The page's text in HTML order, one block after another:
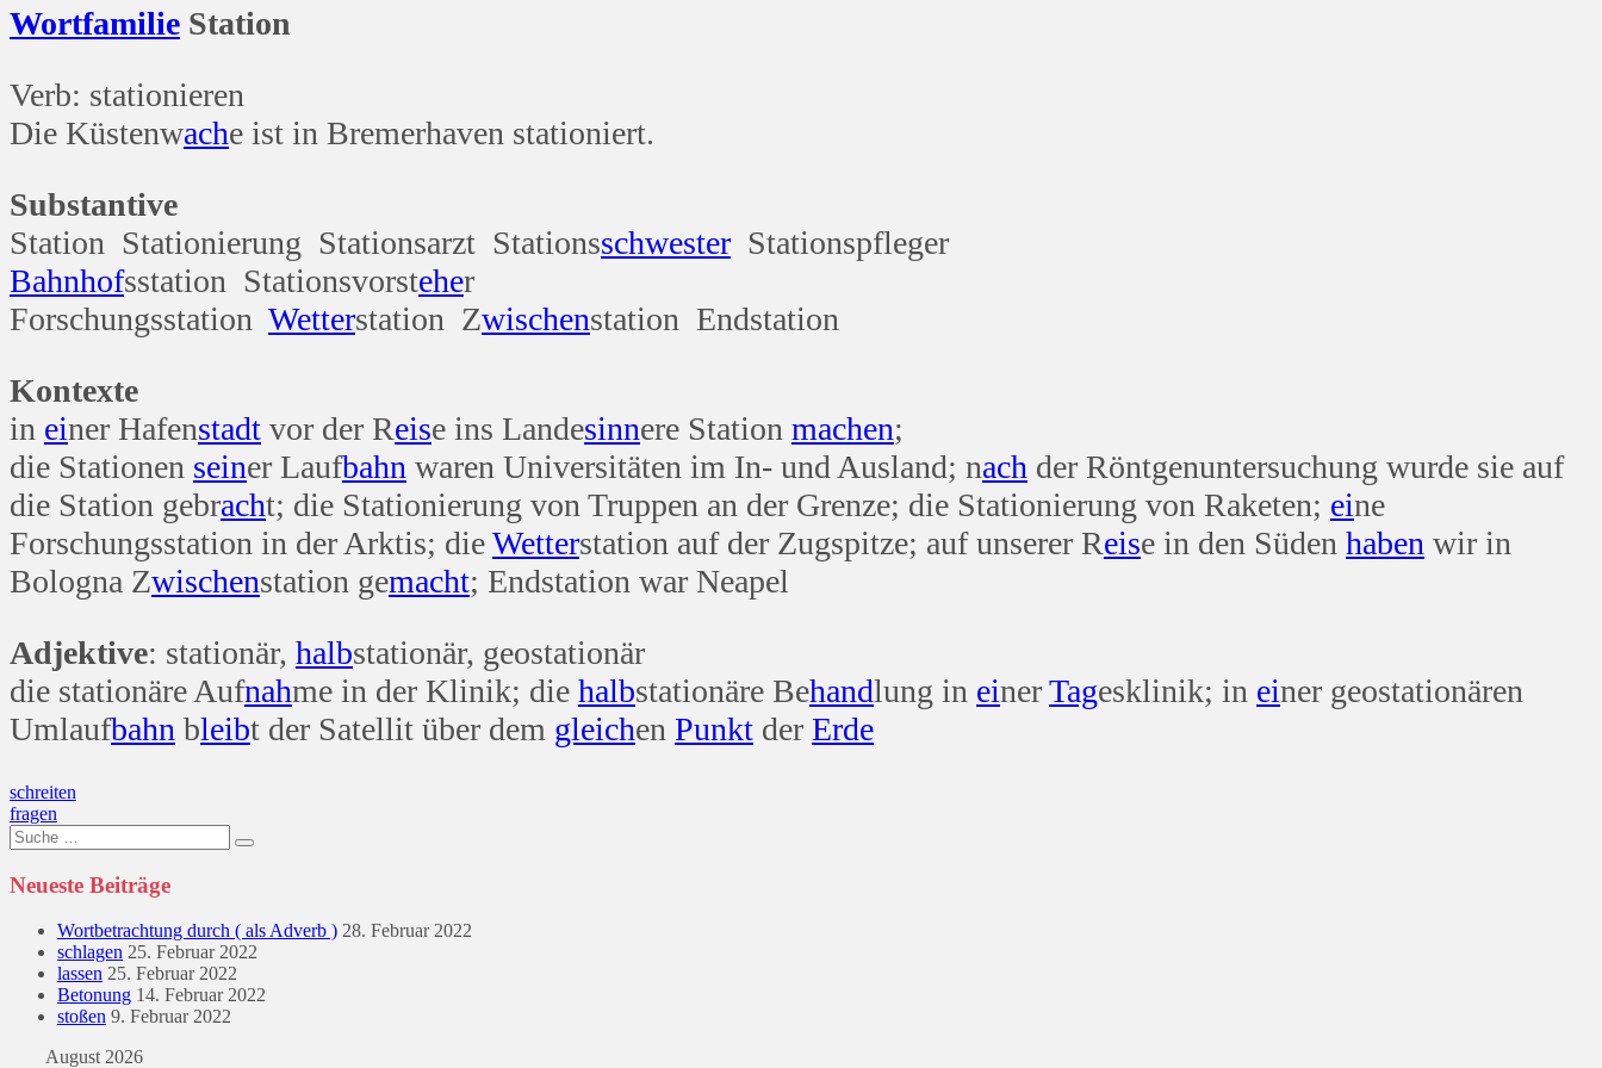
Wortfamilie Station
Verb: stationieren
Die Küstenwache ist in Bremerhaven stationiert.
Substantive
Station Stationierung Stationsarzt Stationsschwester Stationspfleger
Bahnhofsstation Stationsvorsteher
Forschungsstation Wetterstation Zwischenstation Endstation
Kontexte
in einer Hafenstadt vor der Reise ins Landesinnere Station machen;
die Stationen seiner Laufbahn waren Universitäten im In- und Ausland; nach der Röntgenuntersuchung wurde sie auf
die Station gebracht; die Stationierung von Truppen an der Grenze; die Stationierung von Raketen; eine
Forschungsstation in der Arktis; dieWetterstation auf der Zugspitze; auf unserer Reise in den Süden haben wir in
Bologna Zwischenstation gemacht; Endstation war Neapel
Adjektive: stationär, halbstationär, geostationär
die stationäre Aufnahme in der Klinik; die halbstationäre Behandlung in einerTagesklinik; in einer geostationären
Umlaufbahn bleibt der Satellit über dem gleichen Punkt der Erde
Beitragsnavigation
schreiten
fragen
Suche
nach:
Neueste Beiträge
Wortbetrachtung durch ( als Adverb ) 28. Februar 2022
schlagen 25. Februar 2022
lassen 25. Februar 2022
Betonung 14. Februar 2022
stoßen 9. Februar 2022
August 2026